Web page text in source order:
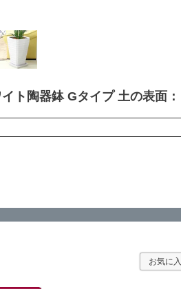
ト陶器鉢 Gタイプ 土の表面
お気に